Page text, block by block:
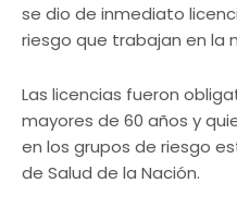
se dio de inmediato
riesgo que trabajan en la
Las licencias fueron
mayores de 60 años y
en los grupos de riesgo
de Salud de la Nación.